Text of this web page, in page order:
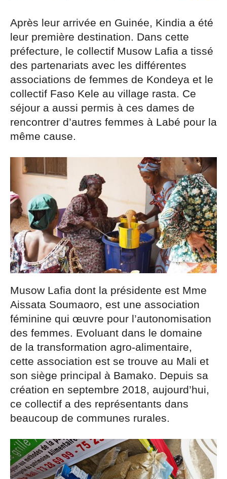
Après leur arrivée en Guinée, Kindia a été
leur première destination. Dans cette
préfecture, le collectif Musow Lafia a tissé
des partenariats avec les différentes
associations de femmes de Kondeya et le
collectif Faso Kele au village rasta. Ce
séjour a aussi permis à ces dames de
rencontrer d’autres femmes à Labé pour la
même cause.
Musow Lafia dont la présidente est Mme
Aissata Soumaoro, est une association
féminine qui œuvre pour l’autonomisation
des femmes. Evoluant dans le domaine
de la transformation agro-alimentaire,
cette association est se trouve au Mali et
son siège principal à Bamako. Depuis sa
création en septembre 2018, aujourd’hui,
ce collectif a des représentants dans
beaucoup de communes rurales.